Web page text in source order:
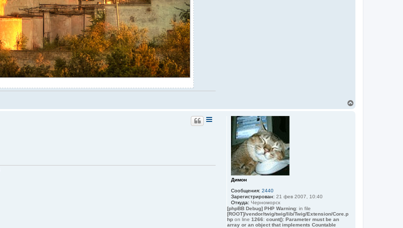
Димон
Сообщения: 2440
Зарегистрирован: 21 фев 2007, 10:40
Откуда: Черноморск
[phpBB Debug] PHP Warning: in file
[ROOT]/vendor/twig/twig/lib/Twig/Extension/Core.p
hpon line 1266: count(): Parameter must be an
array or an object that implements Countable